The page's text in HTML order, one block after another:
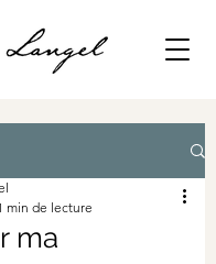
ma
min de lecture